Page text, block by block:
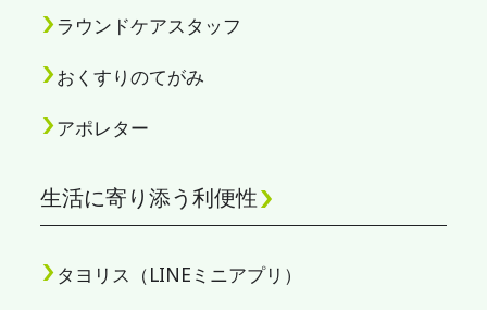
ラウンドケアスタッフ
おくすりのてがみ
アポレター
生活に寄り添う利便性
タヨリス（LINEミニアプリ）